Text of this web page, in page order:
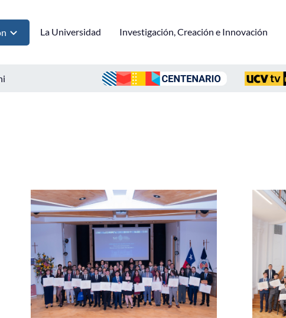
La Universidad Investigación, Creación e Innovación